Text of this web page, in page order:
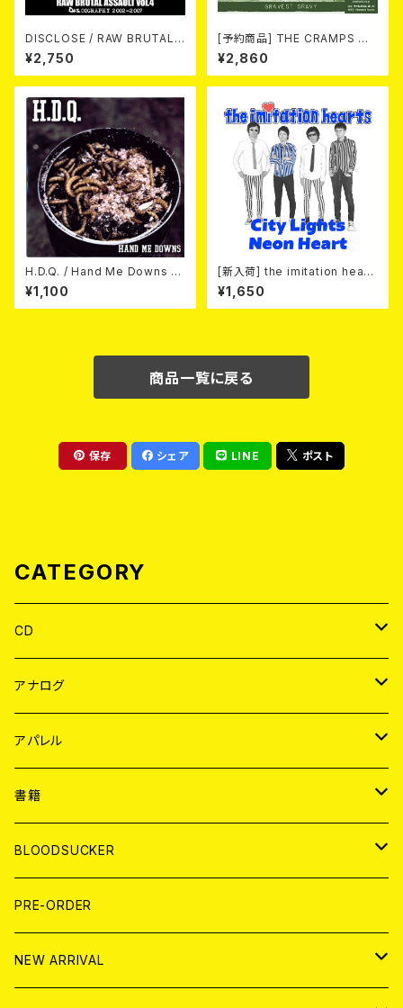
DISCLOSE / RAW BRUTAL
ASSAULT Vol.4 : DISCOGR
APHY 2002-2007 (2xCD)
¥2,750
[予約商品] THE CRAMPS ザ・
クランプス / Gravest Gravy
（墓場のごちそう）(CD) 2026.8
月下旬
¥2,860
H.D.Q. / Hand Me Downs (C
OLORVINYL/7”EP)
¥1,100
[新入荷] the imitation heart
s / City Lights Neon Heart
(7"EP)
¥1,650
商品一覧に戻る
保存 シェア LINE ポスト
CATEGORY
CD
JAPAN
WORLD
アナログ
JAPAN
７EP
LP
WORLD
7EP
LP
アパレル
JAPAN
T-shirt
HOOD
WORLD
T-shirt
HOOD
書籍
MAGAZINE
BOLLOCKS
EL ZINE
写真集 (PHOTOBOOK)
BLOODSUCKER
CD
アナログ
PRE-ORDER
NEW ARRIVAL